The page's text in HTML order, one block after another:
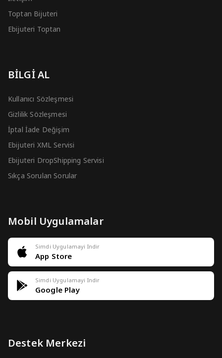
Toptan Bijuteri
Ebijuteri Toptan
BİLGİ AL
Kullanıcı Sözleşmesi
Gizlilik Sözleşmesi
İptal İade Değişim
Ebijuteri XML Servisi
Ebijuteri DropShipping Servisi
Sıkça Sorulan Sorular
Mobil Uygulamalar
Simdi Uygulamayi Indir
App Store
Simdi Uygulamayi Indir
Google Play
Destek Merkezi